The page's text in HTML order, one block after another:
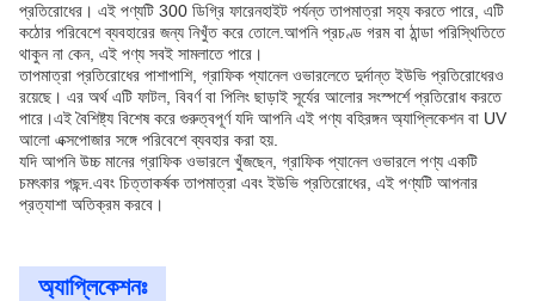
প্রতিরোধের। এই পণ্যটি 300 ডিগ্রি ফারেনহাইট পর্যন্ত তাপমাত্রা সহ্য করতে পারে, এটি
কঠোর পরিবেশে ব্যবহারের জন্য নিখুঁত করে তোলে.আপনি প্রচণ্ড গরম বা ঠান্ডা পরিস্থিতিতে
থাকুন না কেন, এই পণ্য সবই সামলাতে পারে।
তাপমাত্রা প্রতিরোধের পাশাপাশি, গ্রাফিক প্যানেল ওভারলেতে দুর্দান্ত ইউভি প্রতিরোধেরও
রয়েছে। এর অর্থ এটি ফাটল, বিবর্ণ বা পিলিং ছাড়াই সূর্যের আলোর সংস্পর্শে প্রতিরোধ করতে
পারে।এই বৈশিষ্ট্য বিশেষ করে গুরুত্বপূর্ণ যদি আপনি এই পণ্য বহিরঙ্গন অ্যাপ্লিকেশন বা UV
আলো এক্সপোজার সঙ্গে পরিবেশে ব্যবহার করা হয়.
যদি আপনি উচ্চ মানের গ্রাফিক ওভারলে খুঁজছেন, গ্রাফিক প্যানেল ওভারলে পণ্য একটি
চমৎকার পছন্দ.এবং চিত্তাকর্ষক তাপমাত্রা এবং ইউভি প্রতিরোধের, এই পণ্যটি আপনার
প্রত্যাশা অতিক্রম করবে।
অ্যাপ্লিকেশনঃ